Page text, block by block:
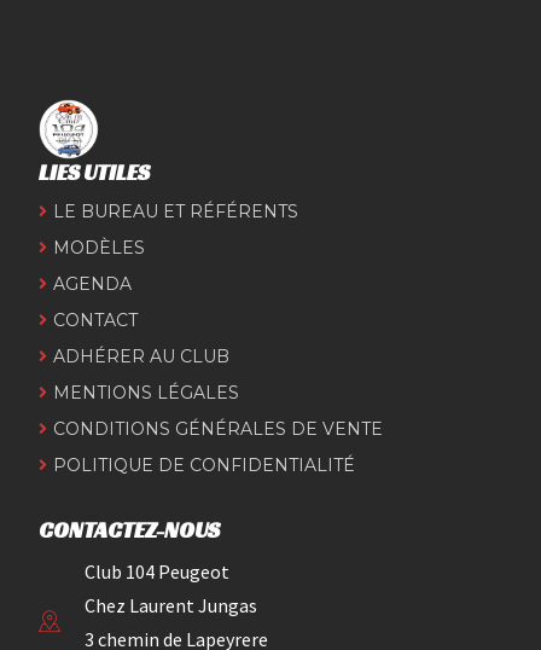
LIES UTILES
LE BUREAU ET RÉFÉRENTS
MODÈLES
AGENDA
CONTACT
ADHÉRER AU CLUB
MENTIONS LÉGALES
CONDITIONS GÉNÉRALES DE VENTE
POLITIQUE DE CONFIDENTIALITÉ
CONTACTEZ-NOUS
Club 104 Peugeot
Chez Laurent Jungas
3 chemin de Lapeyrere